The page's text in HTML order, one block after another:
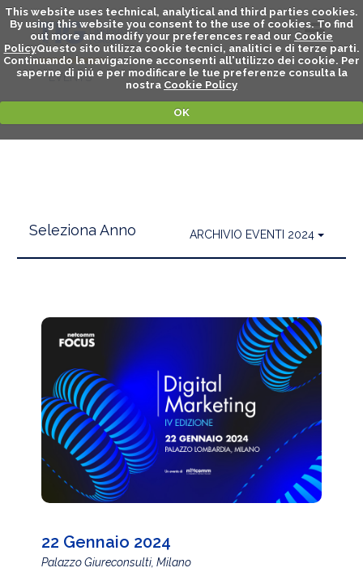
This website uses technical, analytical and third parties cookies.
By using this website you consent to the use of cookies. To find
out more and modify your preferences read our Cookie
PolicyQuesto sito utilizza cookie tecnici, analitici e di terze parti.
Continuando la navigazione acconsenti all'utilizzo dei cookie. Per
saperne di piú e per modificare le tue preferenze consulta la
nostra Cookie Policy
OK
EVENTS
Seleziona Anno ARCHIVIO EVENTI 2024
22 Gennaio 2024
Palazzo Giureconsulti, Milano